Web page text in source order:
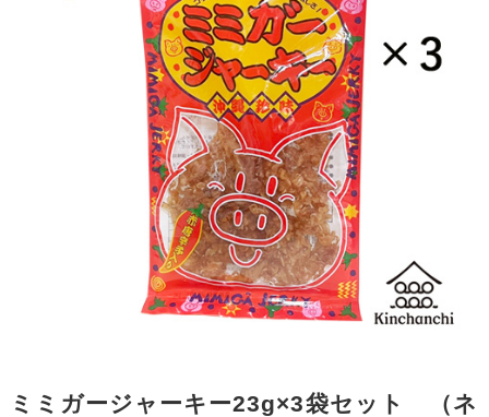
ミミガージャーキー23g×3袋セット （ネ